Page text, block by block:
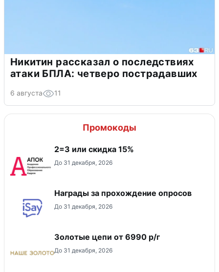
Никитин рассказал о последствиях
атаки БПЛА: четверо пострадавших
6 августа 11
Промокоды
2=3 или скидка 15%
До 31 декабря, 2026
Награды за прохождение опросов
До 31 декабря, 2026
Золотые цепи от 6990 р/г
До 31 декабря, 2026